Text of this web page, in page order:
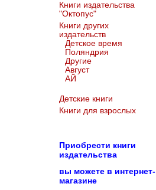
Книги издательства
"Октопус"
Книги других
издательств
Детское время
Поляндрия
Другие
Август
АЙ
Детские книги
Книги для взрослых
Приобрести книги
издательства
вы можете в интернет-
магазине